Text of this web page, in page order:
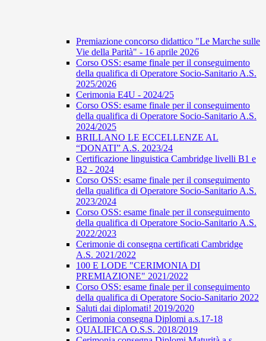
Premiazione concorso didattico "Le Marche sulle
Vie della Parità" - 16 aprile 2026
Corso OSS: esame finale per il conseguimento
della qualifica di Operatore Socio-Sanitario A.S.
2025/2026
Cerimonia E4U - 2024/25
Corso OSS: esame finale per il conseguimento
della qualifica di Operatore Socio-Sanitario A.S.
2024/2025
BRILLANO LE ECCELLENZE AL
“DONATI” A.S. 2023/24
Certificazione linguistica Cambridge livelli B1 e
B2 - 2024
Corso OSS: esame finale per il conseguimento
della qualifica di Operatore Socio-Sanitario A.S.
2023/2024
Corso OSS: esame finale per il conseguimento
della qualifica di Operatore Socio-Sanitario A.S.
2022/2023
Cerimonie di consegna certificati Cambridge
A.S. 2021/2022
100 E LODE "CERIMONIA DI
PREMIAZIONE" 2021/2022
Corso OSS: esame finale per il conseguimento
della qualifica di Operatore Socio-Sanitario 2022
Saluti dai diplomati! 2019/2020
Cerimonia consegna Diplomi a.s.17-18
QUALIFICA O.S.S. 2018/2019